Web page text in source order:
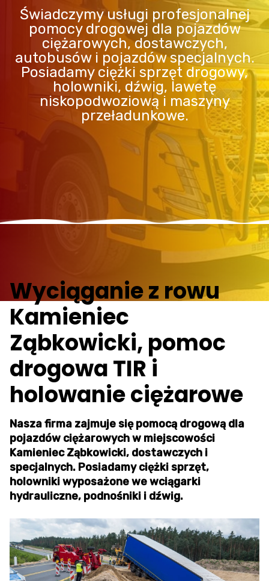
Świadczymy usługi profesjonalnej
pomocy drogowej dla pojazdów
ciężarowych, dostawczych,
autobusów i pojazdów specjalnych.
Posiadamy ciężki sprzęt drogowy,
holowniki, dźwig, lawetę
niskopodwoziową i maszyny
przeładunkowe.
Wyciąganie z rowu
Kamieniec
Ząbkowicki, pomoc
drogowa TIR i
holowanie ciężarowe
Nasza firma zajmuje się pomocą drogową dla
pojazdów ciężarowych w miejscowości
Kamieniec Ząbkowicki, dostawczych i
specjalnych. Posiadamy ciężki sprzęt,
holowniki wyposażone we wciągarki
hydrauliczne, podnośniki i dźwig.